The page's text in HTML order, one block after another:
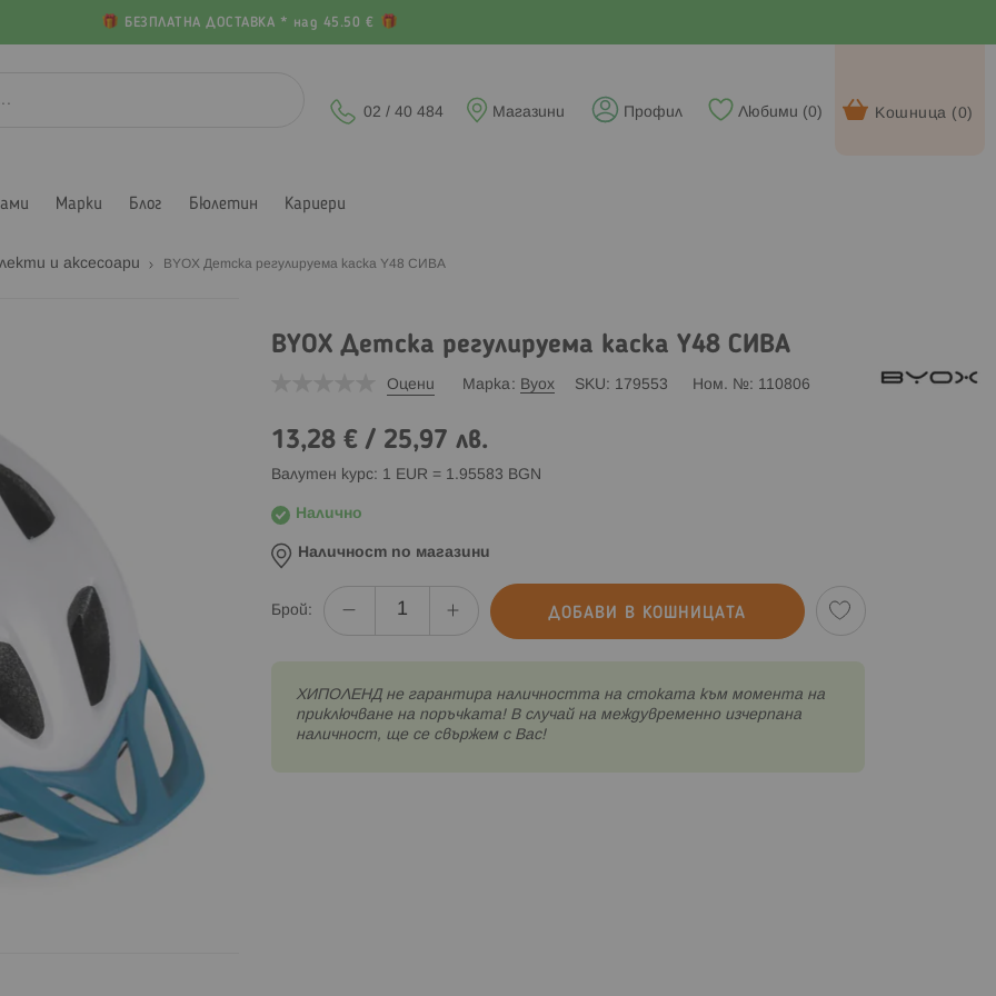
БЕЗПЛАТНА ДОСТАВКА * над 45.50 €
Кошница (0)
Любими (0)
Профил
Магазини
02 / 40 484
Марки Блог Бюлетин Кариери
и аксесоари BYOX Детска регулируема каска Y48 СИВА
BYOX Детска регулируема каска Y48 СИВА
Оцени Марка Byox SKU 179553 Ном. № 110806
13,28 €/ 25,97 лв.
Валутен курс: 1 EUR = 1.95583 BGN
Налично
Наличност по магазини
Брой: ДОБАВИ В КОШНИЦАТА
XИПОЛЕНД не гарантира наличността на стоката към момента на
приключване на поръчката! В случай на междувременно изчерпана
наличност, ще се свържем с Вас!